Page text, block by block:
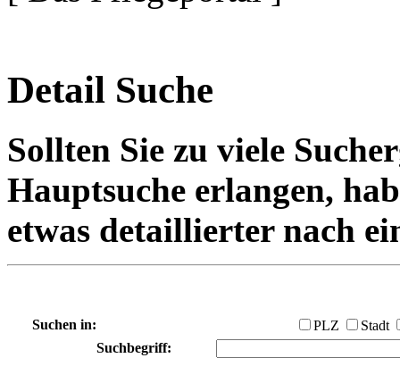
Detail Suche
Sollten Sie zu viele
Hauptsuche erlangen,
etwas detaillierter nach
Suchen in: PLZ
Stadt
Suchbegriff: